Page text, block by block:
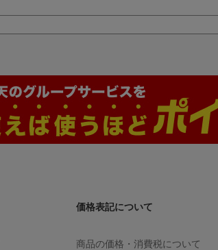
価格表記について
商品の価格・消費税について